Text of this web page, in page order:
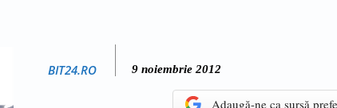
BIT24.RO 9 noiembrie 2012
Adaugă-ne ca sursă